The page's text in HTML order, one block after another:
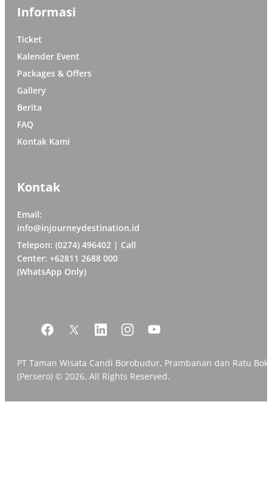
Informasi
Ticket
Kalender Event
Packages & Offers
Gallery
Berita
FAQ
Kontak Kami
Kontak
Email:
info@injourneydestination.id
Telepon: (0274) 496402 | Call
Center: +62811 2688 000
(WhatsApp Only)
PT Taman Wisata Candi Borobudur, Prambanan dan Ratu
(Persero) © 2026. All Rights Reserved.